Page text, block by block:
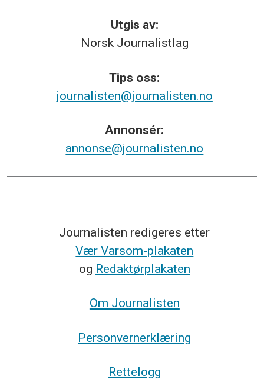
Utgis av:
Norsk Journalistlag
Tips oss:
journalisten@journalisten.no
Annonsér:
annonse@journalisten.no
Journalisten redigeres etter
Vær Varsom-plakaten
og Redaktørplakaten
Om Journalisten
Personvernerklæring
Rettelogg